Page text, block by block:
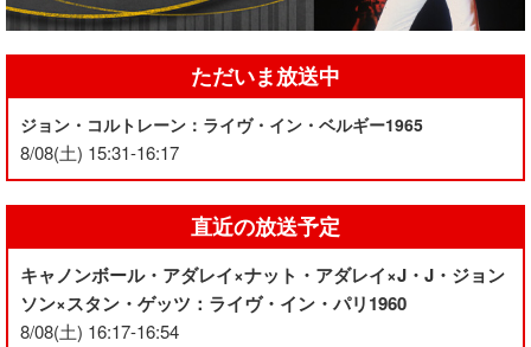
ただいま放送中
ジョン・コルトレーン：ライヴ・イン・ベルギー1965
8/08(土) 15:31-16:17
直近の放送予定
キャノンボール・アダレイ×ナット・アダレイ×J・J・ジョン
ソン×スタン・ゲッツ：ライヴ・イン・パリ1960
8/08(土) 16:17-16:54